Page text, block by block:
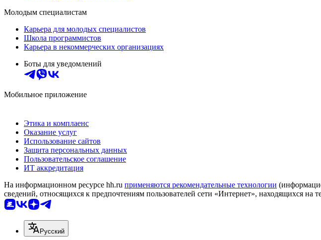
Молодым специалистам
Карьера для молодых специалистов
Школа программистов
Карьера в некоммерческих организациях
Боты для уведомлений
Мобильное приложение
Этика и комплаенс
Оказание услуг
Использование сайтов
Защита персональных данных
Пользовательское соглашение
ИТ аккредитация
На информационном ресурсе hh.ru применяются рекомендательные технологии
сведений, относящихся к предпочтениям пользователей сети «Интернет», находящихся на
Русский